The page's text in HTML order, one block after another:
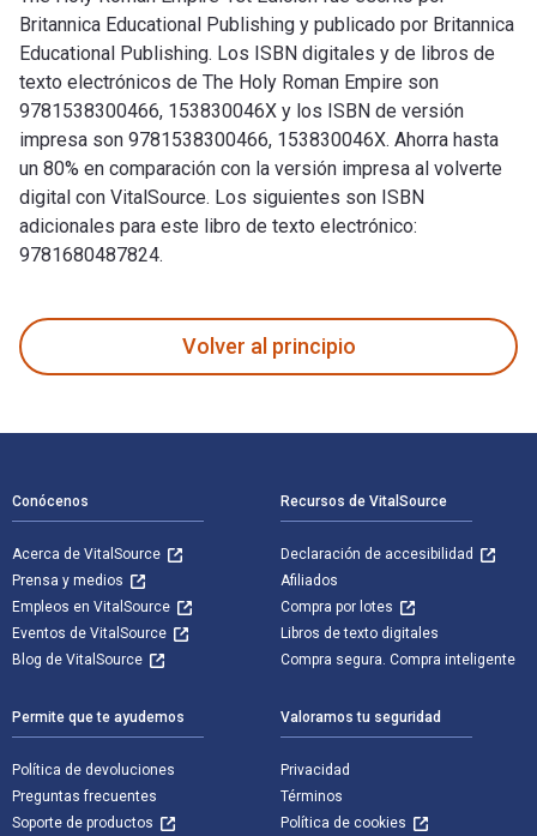
Britannica Educational Publishing y publicado por Britannica
Educational Publishing. Los ISBN digitales y de libros de
texto electrónicos de The Holy Roman Empire son
9781538300466, 153830046X y los ISBN de versión
impresa son 9781538300466, 153830046X. Ahorra hasta
un 80% en comparación con la versión impresa al volverte
digital con VitalSource. Los siguientes son ISBN
adicionales para este libro de texto electrónico:
9781680487824.
Volver al principio
Conócenos
Acerca de VitalSource
Prensa y medios
Empleos en VitalSource
Eventos de VitalSource
Blog de VitalSource
Recursos de VitalSource
Declaración de accesibilidad
Afiliados
Compra por lotes
Libros de texto digitales
Compra segura. Compra inteligente
Permite que te ayudemos
Política de devoluciones
Preguntas frecuentes
Soporte de productos
Valoramos tu seguridad
Privacidad
Términos
Política de cookies